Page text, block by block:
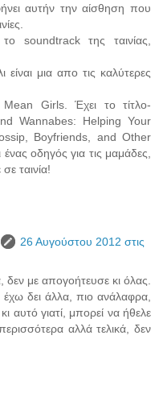
αυτήν την αίσθηση που
soundtrack της ταινίας,
είναι μια απο τις καλύτερες
Mean Girls. Έχει το τίτλο-
Wannabes: Helping Your
Boyfriends, and Other
οδηγός για τις μαμάδες,
ταινία!
26 Αυγούστου 2012 στις
δεν με απογοήτευσε κι όλας.
δει άλλα, πιο ανάλαφρα,
αυτό γιατί, μπορεί να ήθελε
αλλά τελικά, δεν